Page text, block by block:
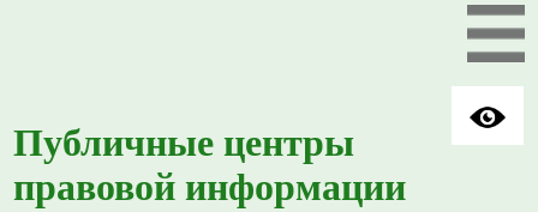
Публичные центры
правовой информации